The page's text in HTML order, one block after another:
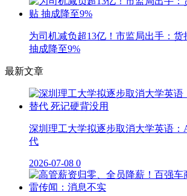
为司机减负超13亿！市监局出手：
抽成降至9%
最新文章
深圳理工大学拟逐步取消大学英语
代
2026-07-08 0